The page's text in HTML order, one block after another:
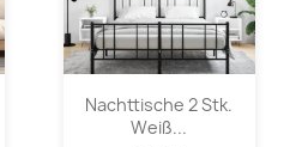
Nachttische 2 Stk.
Weiß...